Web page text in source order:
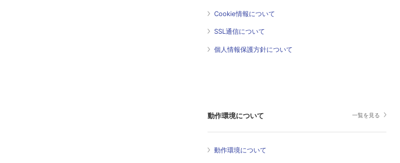
Cookie情報について
SSL通信について
個人情報保護方針について
動作環境について 一覧を見る
動作環境について